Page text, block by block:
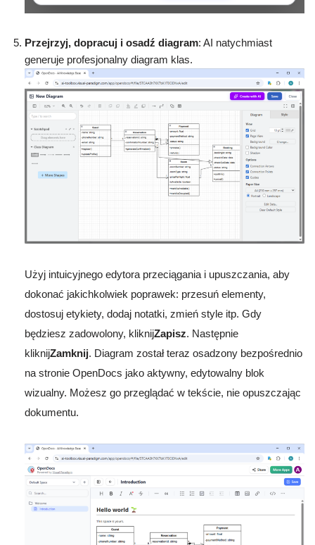
Przejrzyj, dopracuj i osadź diagram: AI natychmiast
generuje profesjonalny diagram klas.
Użyj intuicyjnego edytora przeciągania i upuszczania, aby
dokonać jakichkolwiek poprawek: przesuń elementy,
dostosuj etykiety, dodaj notatki, zmień style itp. Gdy
będziesz zadowolony, kliknijZapisz. Następnie
kliknijZamknij. Diagram został teraz osadzony bezpośrednio
na stronie OpenDocs jako aktywny, edytowalny blok
wizualny. Możesz go przeglądać w tekście, nie opuszczając
dokumentu.